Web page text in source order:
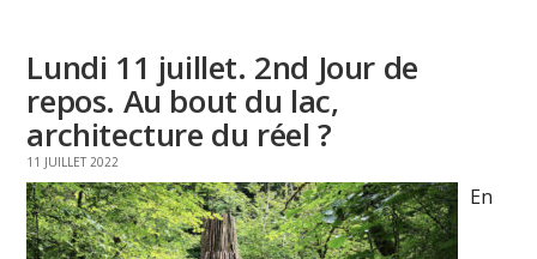
Lundi 11 juillet. 2nd Jour de
repos. Au bout du lac,
architecture du réel ?
11 JUILLET 2022
En